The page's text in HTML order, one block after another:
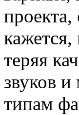
проекта,
теряя
звуков
типам